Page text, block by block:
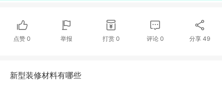
点赞0 举报 打赏 0 评论0 分享49
新型装修材料有哪些